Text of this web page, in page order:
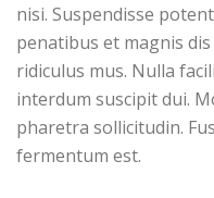
nisi. Suspendisse
penatibus et magnis
ridiculus mus. Nulla
interdum suscipit dui.
pharetra sollicitudin.
fermentum est.